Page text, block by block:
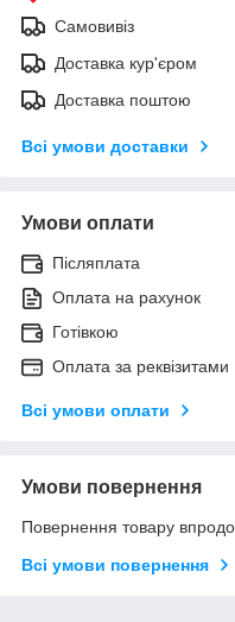
Самовивіз
Доставка кур'єром
Доставка поштою
Всі умови доставки
Умови оплати
Післяплата
Оплата на рахунок
Готівкою
Оплата за реквізитами
Всі умови оплати
Умови повернення
Повернення товару
Всі умови повернення